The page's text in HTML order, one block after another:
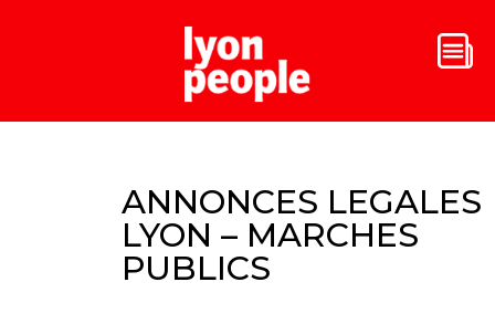
ANNONCES LEGALES
LYON – MARCHES
PUBLICS